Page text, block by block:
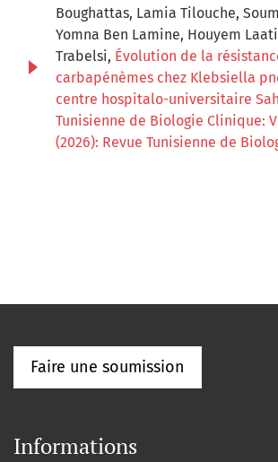
Boughattas, Lamia Tilouche,
Yomna Ben Lamine, Houyem
Trabelsi, Évolution de la
carbapénèmes chez Klebsiella
centre hospitalo-universitaire
Tunisienne de Biologie Clinique:
(2026): Revue Tunisienne de
Faire une soumission
Informations